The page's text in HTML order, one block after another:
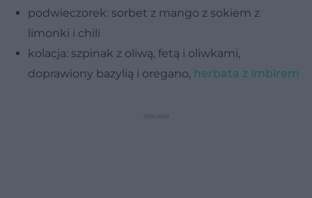
podwieczorek: sorbet z mango z sokiem z
limonki i chili
kolacja: szpinak z oliwą, fetą i oliwkami,
doprawiony bazylią i oregano, herbata z imbirem